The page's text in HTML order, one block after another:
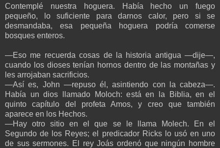
Contemplé nuestra hoguera. Había hecho un fuego
pequeño, lo suficiente para darnos calor, pero si se
desmandaba, esa pequeña hoguera podría comerse
bosques enteros.
—Eso me recuerda cosas de la historia antigua —dije—,
cuando los dioses tenían hornos dentro de las montañas y
les arrojaban sacrificios.
—Así es, John —repuso él, asintiendo con la cabeza—.
Había un dios llamado Moloch: está en la Biblia, en el
quinto capítulo del profeta Amos, y creo que también
aparece en los Hechos.
—Hay otro sitio en el que se le llama Molech. En el
Segundo de los Reyes; el predicador Ricks lo usó en uno
de sus sermones. El rey Joás ordenó que ningún hombre